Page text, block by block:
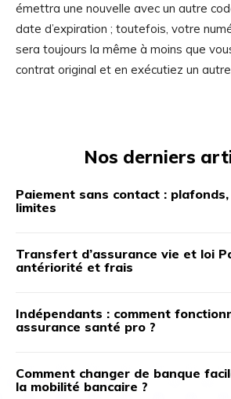
émettra une nouvelle avec un autre
date d’expiration ; toutefois, votre
sera toujours la même à moins que
contrat original et en exécutiez un
Nos derniers
Paiement sans contact :
limites
Transfert d’assurance vie et loi
antériorité et frais
Indépendants : comment
assurance santé pro ?
Comment changer de banque
la mobilité bancaire ?